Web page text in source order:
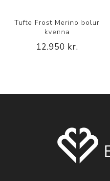
Tufte Frost Merino bolur
kvenna
12.950 kr.